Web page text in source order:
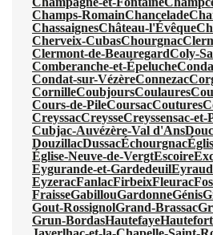
Champs-RomainChancelade
ChassaignesChâteau-l'Évêque
Cherveix-CubasChourgnac
Clermont-de-BeauregardColy-
Comberanche-et-Épeluche
Condat-sur-VézèreConnezac
CornilleCoubjoursCoulaures
Cours-de-PileCoursacCoutures
CreyssacCreysseCreyssensac-et-
Cubjac-Auvézère-Val d'Ans
DouzillacDussacÉchourgnac
Église-Neuve-de-VergtEscoire
Eygurande-et-Gardedeuil
EyzeracFanlacFirbeixFleurac
FraisseGabillouGardonneGénis
Gout-RossignolGrand-Brassac
Grun-BordasHautefayeHautefort